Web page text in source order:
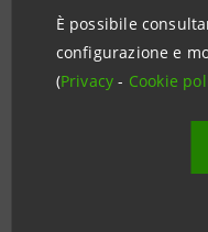
È possibile
configurazione e
(Privacy- Cookie
creazione e
dei rapporti fra
avrà sulla
offriranno ai